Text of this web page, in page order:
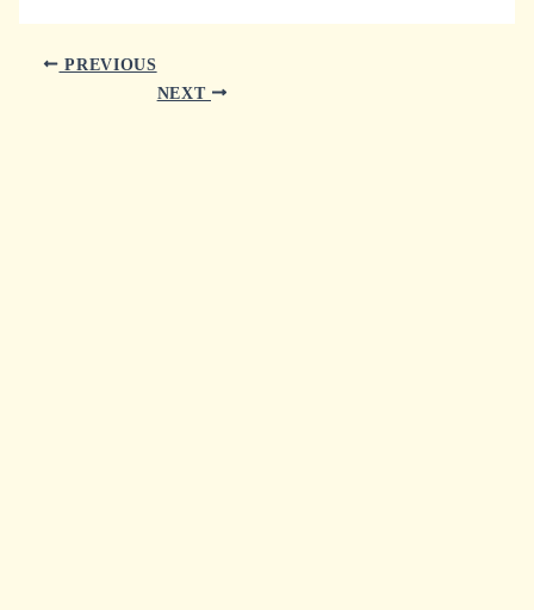
PREVIOUS
NEXT